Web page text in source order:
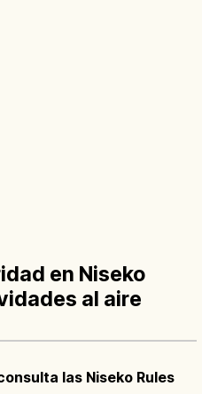
en Niseko
al aire
las Niseko Rules